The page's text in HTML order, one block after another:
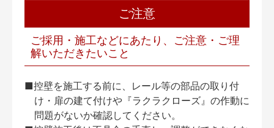
ご注意
ご採用・施工などにあたり、ご注意・ご理
解いただきたいこと
■控壁を施工する前に、レール等の部品の取り付
け・扉の建て付けや『ラクラクローズ』の作動に
問題がないか確認してください。